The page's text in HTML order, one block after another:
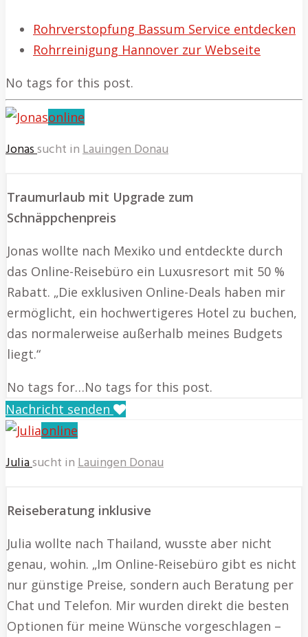
Rohrverstopfung Bassum Service entdecken
Rohrreinigung Hannover zur Webseite
No tags for this post.
online
Jonassucht inLauingen Donau
Traumurlaub mit Upgrade zum
Schnäppchenpreis
Jonas wollte nach Mexiko und entdeckte durch
das Online-Reisebüro ein Luxusresort mit 50 %
Rabatt. „Die exklusiven Online-Deals haben mir
ermöglicht, ein hochwertigeres Hotel zu buchen,
das normalerweise außerhalb meines Budgets
liegt.“
No tags for…No tags for this post.
Nachricht senden
online
Juliasucht inLauingen Donau
Reiseberatung inklusive
Julia wollte nach Thailand, wusste aber nicht
genau, wohin. „Im Online-Reisebüro gibt es nicht
nur günstige Preise, sondern auch Beratung per
Chat und Telefon. Mir wurden direkt die besten
Optionen für meine Wünsche vorgeschlagen –